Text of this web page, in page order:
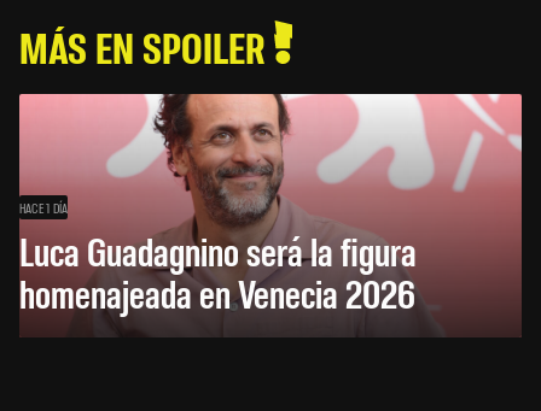
MÁS EN SPOILER
HACE 1 DÍA
Luca Guadagnino será la figura
homenajeada en Venecia 2026